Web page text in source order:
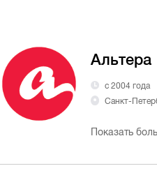
Альтера
с 2004 года
Санкт-
Показать